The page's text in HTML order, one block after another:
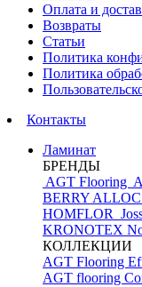
Оплата и
Возвраты
Статьи
Политика
Политика
Контакты
Ламинат
БРЕНДЫ
AGT Flooring
BERRY ALLOC
HOMFLOR
KRONOTEX
КОЛЛЕКЦИИ
AGT Flooring
AGT flooring